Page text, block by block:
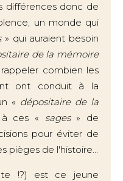
différences donc de
un monde qui
» qui auraient besoin
de la mémoire
combien les
ont conduit à la
« dépositaire de la
ces « sages» de
pour éviter de
pièges de l'histoire...
!?) est ce jeune